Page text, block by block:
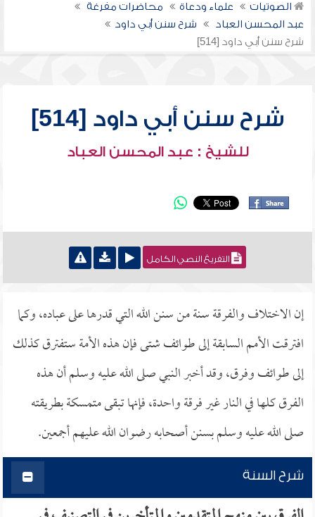
الصوتيات علماء ودعاة
محاضرات مفرغة
عبد المحسن العباد
شرح سنن أبي داود
شرح سنن أبي داود [514]
شرح سنن أبي داود [514]
للشيخ : عبد المحسن العباد
التفريغ النصي الكامل
إن الاختلاف والفرقة سنة من سنن الله التي قدرها على عباده، وكما
افترقت الأمم السابقة إلى طوائف شتى فإن هذه الأمة ستفترق كذلك
إلى طوائف وفرق، وقد أخبر النبي صلى الله عليه وسلم أن هذه
الفرق كلها في النار غير فرقة واحدة، فإنها تبقى متمسكة بطريقته
صلى الله عليه وسلم بسنن أصحابه رضوان الله عليهم أجمعين.
شرح السنة